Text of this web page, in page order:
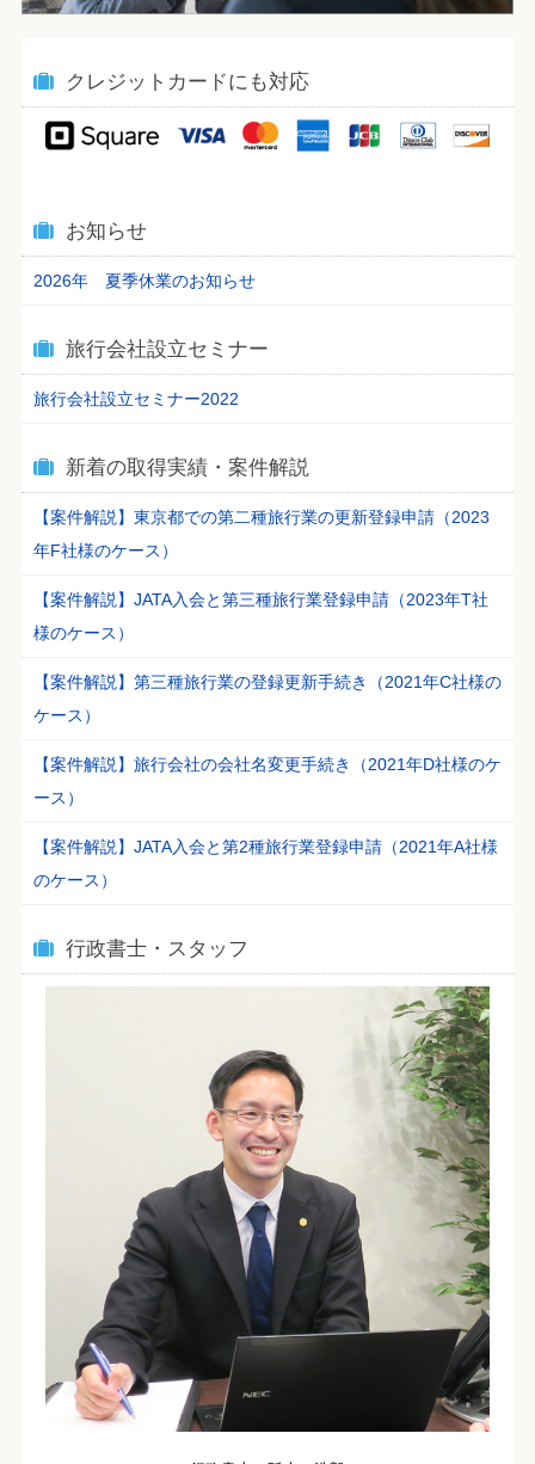
クレジットカードにも対応
お知らせ
2026年 夏季休業のお知らせ
旅行会社設立セミナー
旅行会社設立セミナー2022
新着の取得実績・案件解説
【案件解説】東京都での第二種旅行業の更新登録申請（2023
年F社様のケース）
【案件解説】JATA入会と第三種旅行業登録申請（2023年T社
様のケース）
【案件解説】第三種旅行業の登録更新手続き（2021年C社様の
ケース）
【案件解説】旅行会社の会社名変更手続き（2021年D社様のケ
ース）
【案件解説】JATA入会と第2種旅行業登録申請（2021年A社様
のケース）
行政書士・スタッフ